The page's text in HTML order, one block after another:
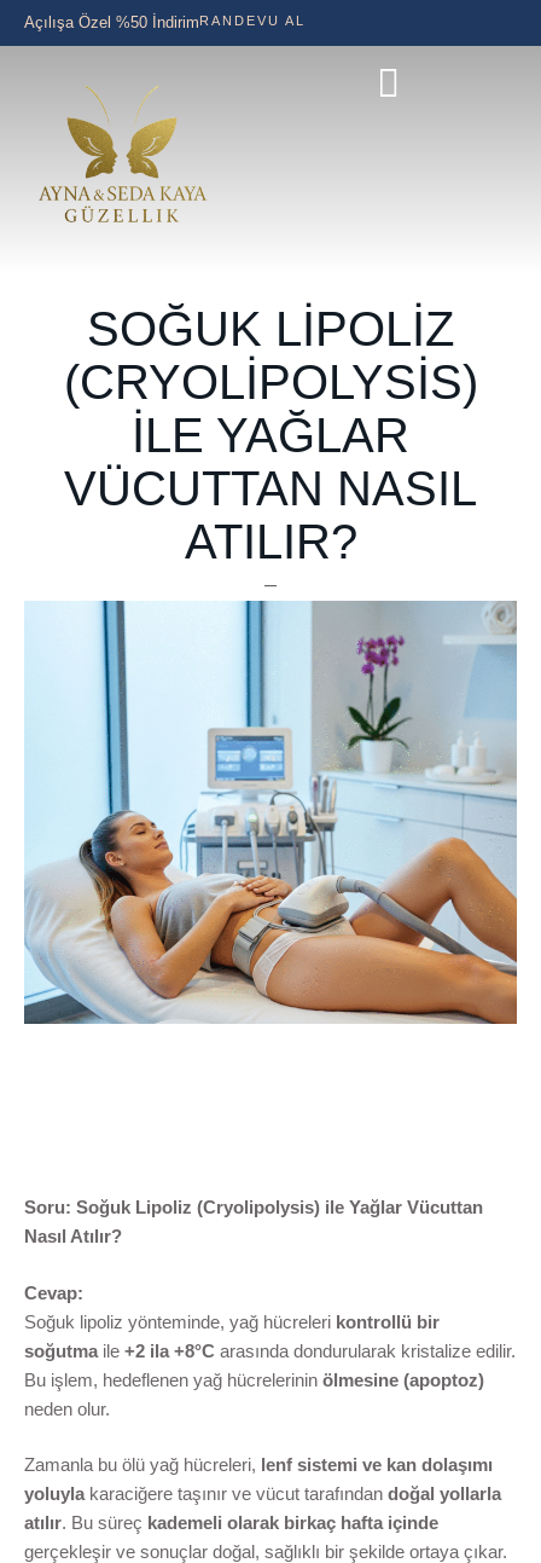
Açılışa Özel %50 İndirimRANDEVU AL
SOĞUK LIPOLIZ
(CRYOLIPOLYSIS)
ILE YAĞLAR
VÜCUTTAN NASIL
ATILIR?
–
Soru: Soğuk Lipoliz (Cryolipolysis) ile Yağlar Vücuttan
Nasıl Atılır?
Cevap:
Soğuk lipoliz yönteminde, yağ hücreleri kontrollü bir
soğutma ile +2 ila +8°C arasında dondurularak kristalize edilir.
Bu işlem, hedeflenen yağ hücrelerinin ölmesine (apoptoz)
neden olur.
Zamanla bu ölü yağ hücreleri, lenf sistemi ve kan dolaşımı
yoluyla karaciğere taşınır ve vücut tarafından doğal yollarla
atılır. Bu süreç kademeli olarak birkaç hafta içinde
gerçekleşir ve sonuçlar doğal, sağlıklı bir şekilde ortaya çıkar.